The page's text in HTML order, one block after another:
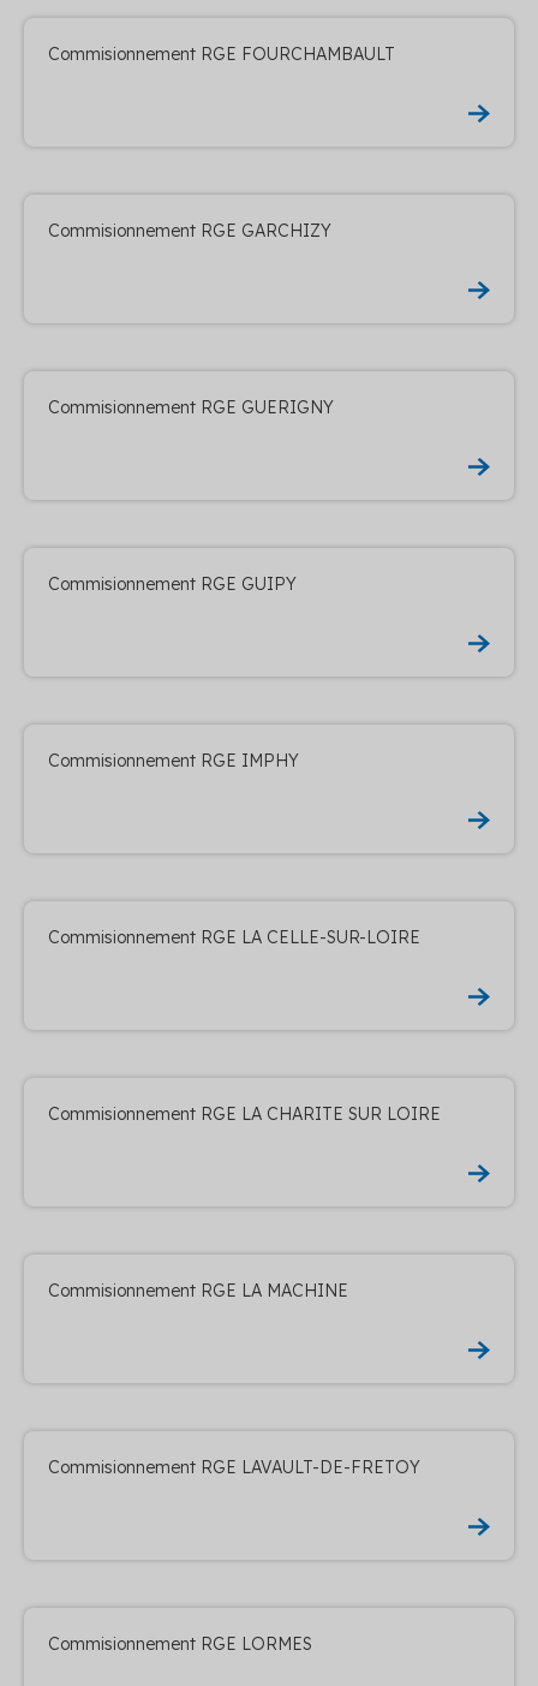
Commisionnement RGE FOURCHAMBAULT
Commisionnement RGE GARCHIZY
Commisionnement RGE GUERIGNY
Commisionnement RGE GUIPY
Commisionnement RGE IMPHY
Commisionnement RGE LA CELLE-SUR-LOIRE
Commisionnement RGE LA CHARITE SUR LOIRE
Commisionnement RGE LA MACHINE
Commisionnement RGE LAVAULT-DE-FRETOY
Commisionnement RGE LORMES